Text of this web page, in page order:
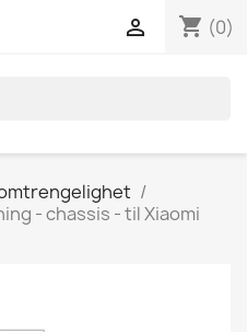
shopping_cart (0)

- chassis - til Xiaomi